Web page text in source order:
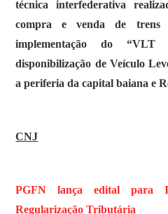
técnica interfederativa
compra e venda de trens
implementação do
disponibilização de Veículo
a periferia da capital baiana e
CNJ
PGFN lança edital para
Regularização Tributária